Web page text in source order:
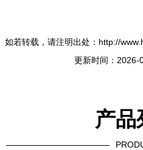
如若转载，请注明出处：http://
更新时间：2026-
产品